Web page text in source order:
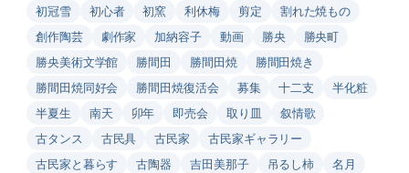
初冠雪
初心者 初窯 利休梅 剪定
割れた焼もの
創作陶芸
劇作家 加納容子 動画 勝央
勝央町
勝央美術文学館
勝間田 勝間田焼
勝間田焼き
勝間田焼同好会
勝間田焼復活会 募集 十二支
半化粧
半夏生
南天 卯年 即売会 取り皿
叙情歌
古タンス
古民具 古民家
古民家ギャラリー
古民家と暮らす
古陶器 吉田美那子 吊るし柿
名月